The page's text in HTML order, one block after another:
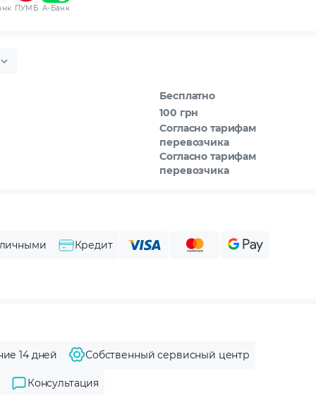
ПУМБ A-Банк
Бесплатно
100 грн
Согласно тарифам
перевозчика
Согласно тарифам
перевозчика
Кредит
14 дней Собственный сервисный центр
Консультация